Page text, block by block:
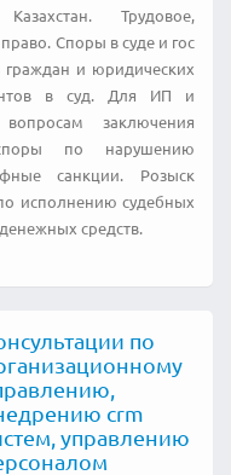
Трудовое,
Споры в суде и гос
граждан и юридических
в суд. Для ИП и
заключения
по нарушению
санкции. Розыск
исполнению судебных
средств.
по
crm
управлению